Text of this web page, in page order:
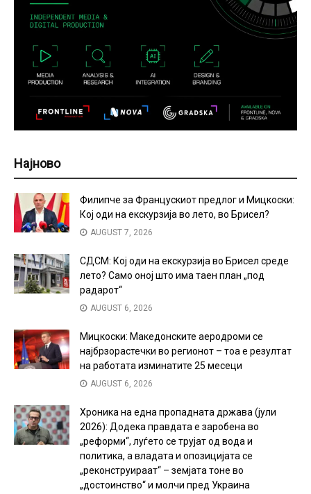
Најново
Филипче за Францускиот предлог и Мицкоски:
Кој оди на екскурзија во лето, во Брисел?
AUGUST 7, 2026
СДСМ: Кој оди на екскурзија во Брисел среде
лето? Само оној што има таен план „под
радарот“
AUGUST 6, 2026
Мицкоски: Македонските аеродроми се
најбрзорастечки во регионот – тоа е резултат
на работата изминатите 25 месеци
AUGUST 6, 2026
Хроника на една пропадната држава (јули
2026): Додека правдата е заробена во
„реформи“, луѓето се трујат од вода и
политика, а владата и опозицијата се
„реконструираат“ – земјата тоне во
„достоинство“ и молчи пред Украина